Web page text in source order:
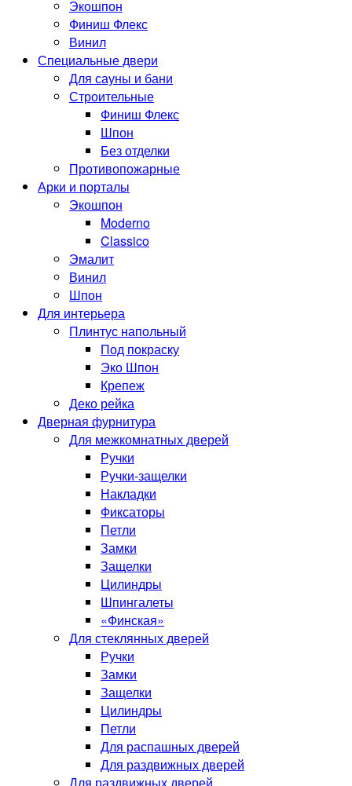
Экошпон
Финиш Флекс
Винил
Специальные двери
Для сауны и бани
Строительные
Финиш Флекс
Шпон
Без отделки
Противопожарные
Арки и порталы
Экошпон
Moderno
Classico
Эмалит
Винил
Шпон
Для интерьера
Плинтус напольный
Под покраску
Эко Шпон
Крепеж
Деко рейка
Дверная фурнитура
Для межкомнатных дверей
Ручки
Ручки-защелки
Накладки
Фиксаторы
Петли
Замки
Защелки
Цилиндры
Шпингалеты
«Финская»
Для стеклянных дверей
Ручки
Замки
Защелки
Цилиндры
Петли
Для распашных дверей
Для раздвижных дверей